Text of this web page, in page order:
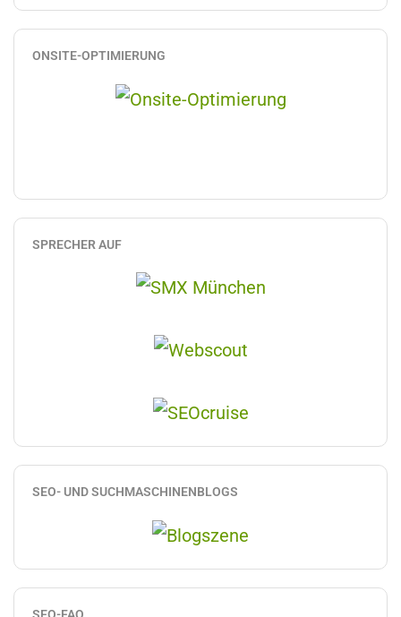
ONSITE-OPTIMIERUNG
SPRECHER AUF
SEO- UND SUCHMASCHINENBLOGS
SEO-FAQ